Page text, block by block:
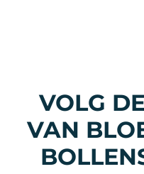
VOLG
VAN